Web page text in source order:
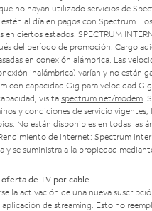
no hayan utilizado servicios de
al día en pagos con Spectrum.
en ciertos estados. SPECTRUM
del período de promoción. Cargo
en conexión alámbrica. Las
inalámbrica) varían y no están
con capacidad Gig para velocidad
visita spectrum.net/modem .
y condiciones de servicio vigentes,
No están disponibles en todas las
de Internet: Spectrum
y se suministra a la propiedad
de TV por cable
la activación de una nueva
aplicación de streaming. Esto no